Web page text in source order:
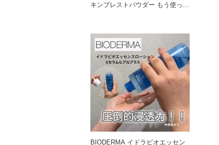
キンプレストパウダー もう使った
BIODERMA イドラビオエッセン